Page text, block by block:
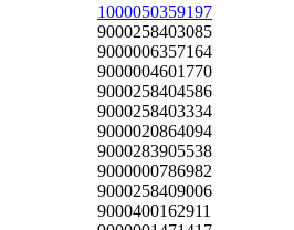
1000050359197
9000258403085
9000006357164
9000004601770
9000258404586
9000258403334
9000020864094
9000283905538
9000000786982
9000258409006
9000400162911